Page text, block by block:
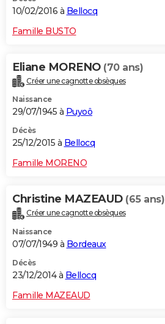
10/02/2016 à Bellocq
Famille BUSTO
Eliane MORENO (70 ans)
Créer une cagnotte obsèques
Naissance
29/07/1945 à Puyoô
Décès
25/12/2015 à Bellocq
Famille MORENO
Christine MAZEAUD (65 ans)
Créer une cagnotte obsèques
Naissance
07/07/1949 à Bordeaux
Décès
23/12/2014 à Bellocq
Famille MAZEAUD